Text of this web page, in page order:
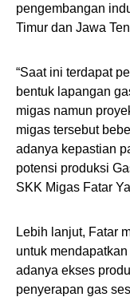
pengembangan
Timur dan Jawa
“Saat ini terdapat
bentuk lapangan
migas namun
migas tersebut
adanya kepastian
potensi produksi
SKK Migas Fatar
Lebih lanjut, Fatar
untuk
adanya ekses
penyerapan gas